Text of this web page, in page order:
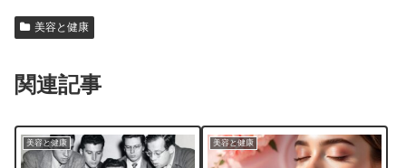
美容と健康
関連記事
美容と健康 美容と健康